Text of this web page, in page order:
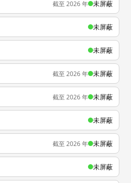
截至 2026 年 未屏蔽
未屏蔽
未屏蔽
截至 2026 年 未屏蔽
截至 2026 年 未屏蔽
未屏蔽
截至 2026 年 未屏蔽
未屏蔽